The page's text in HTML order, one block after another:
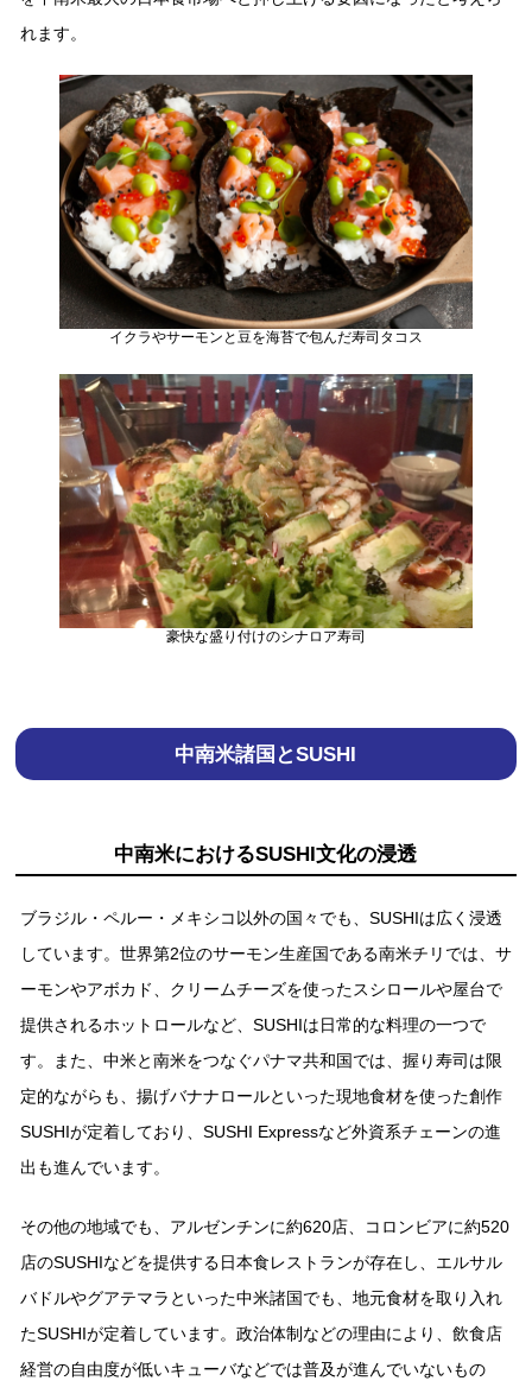
れます。
イクラやサーモンと⾖を海苔で包んだ寿司タコス
豪快な盛り付けのシナロア寿司
中南⽶諸国とSUSHI
中南⽶におけるSUSHI⽂化の浸透
ブラジル・ペルー・メキシコ以外の国々でも、SUSHIは広く浸透
しています。世界第2位のサーモン⽣産国である南⽶チリでは、サ
ーモンやアボカド、クリームチーズを使ったスシロールや屋台で
提供されるホットロールなど、SUSHIは⽇常的な料理の⼀つで
す。また、中⽶と南⽶をつなぐパナマ共和国では、握り寿司は限
定的ながらも、揚げバナナロールといった現地⾷材を使った創作
SUSHIが定着しており、SUSHI Expressなど外資系チェーンの進
出も進んでいます。
その他の地域でも、アルゼンチンに約620店、コロンビアに約520
店のSUSHIなどを提供する⽇本⾷レストランが存在し、エルサル
バドルやグアテマラといった中⽶諸国でも、地元⾷材を取り⼊れ
たSUSHIが定着しています。政治体制などの理由により、飲⾷店
経営の⾃由度が低いキューバなどでは普及が進んでいないもの